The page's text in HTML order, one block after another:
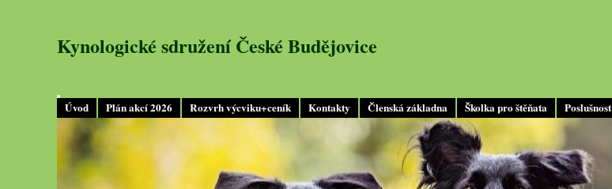
Úvod Plán akcí 2026 Rozvrh výcviku+ceník Kontakty Členská základna Školka pro štěňata Poslušnost
Kynologické sdružení České Budějovice